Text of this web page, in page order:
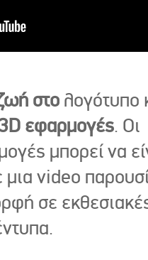
στο λογότυπο
εφαρμογές. Οι
μπορεί να
μια video
σε